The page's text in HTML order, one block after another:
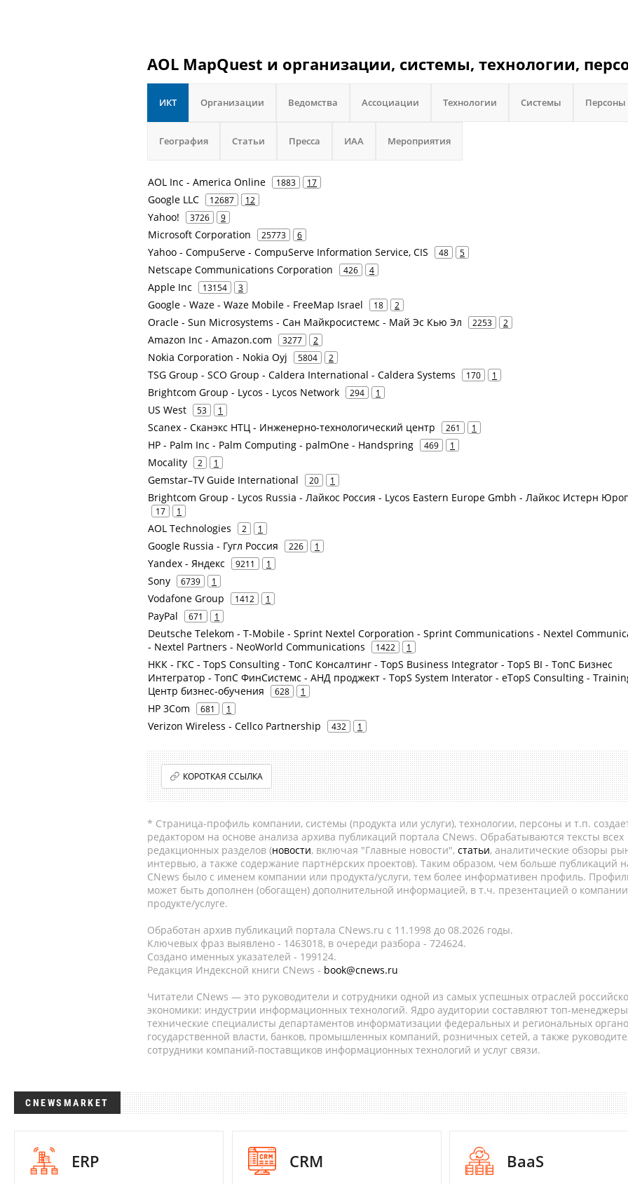
AOL MapQuest и организации, системы, технологии,
ИКТ Организации Ведомства Ассоциации Технологии Системы Персоны
География Статьи Пресса ИАА Мероприятия
AOL Inc - America Online 1883 17
Google LLC 12687 12
Yahoo! 3726 9
Microsoft Corporation 25773 6
Yahoo - CompuServe - CompuServe Information Service, CIS 48 5
Netscape Communications Corporation 426 4
Apple Inc 13154 3
Google - Waze - Waze Mobile - FreeMap Israel 18 2
Oracle - Sun Microsystems - Сан Майкросистемс - Май Эс Кью Эл 2253 2
Amazon Inc - Amazon.com 3277 2
Nokia Corporation - Nokia Oyj 5804 2
TSG Group - SCO Group - Caldera International - Caldera Systems 170 1
Brightcom Group - Lycos - Lycos Network 294 1
US West 53 1
Scanex - Сканэкс НТЦ - Инженерно-технологический центр 261 1
HP - Palm Inc - Palm Computing - palmOne - Handspring 469 1
Mocality 2 1
Gemstar–TV Guide International 20 1
Brightcom Group - Lycos Russia - Лайкос Россия - Lycos Eastern Europe Gmbh - Лайкос Истерн
17 1
AOL Technologies 2 1
Google Russia - Гугл Россия 226 1
Yandex - Яндекс 9211 1
Sony 6739 1
Vodafone Group 1412 1
PayPal 671 1
Deutsche Telekom - T-Mobile - Sprint Nextel Corporation - Sprint Communications - Nextel
- Nextel Partners - NeoWorld Communications
1422 1
НКК - ГКС - TopS Consulting - ТопС Консалтинг - TopS Business Integrator - TopS BI - ТопС Бизнес
Интегратор - ТопС ФинСистемс - АНД проджект - TopS System Interator - eTopS Consulting -
Центр бизнес-обучения
628 1
HP 3Com 681 1
Verizon Wireless - Cellco Partnership 432 1
КОРОТКАЯ ССЫЛКА
* Страница-профиль компании, системы (продукта или услуги), технологии, персоны и т.п.
редактором на основе анализа архива публикаций портала CNews. Обрабатываются тексты всех
редакционных разделов (новости, включая "Главные новости", статьи, аналитические обзоры
интервью, а также содержание партнёрских проектов). Таким образом, чем больше публикаций
CNews было с именем компании или продукта/услуги, тем более информативен профиль.
может быть дополнен (обогащен) дополнительной информацией, в т.ч. презентацией о
продукте/услуге.
Обработан архив публикаций портала CNews.ru c 11.1998 до 08.2026 годы.
Ключевых фраз выявлено - 1463018, в очереди разбора - 724624.
Создано именных указателей - 199124.
Редакция Индексной книги CNews - book@cnews.ru
Читатели CNews — это руководители и сотрудники одной из самых успешных отраслей
экономики: индустрии информационных технологий. Ядро аудитории составляют топ-
технические специалисты департаментов информатизации федеральных и региональных
государственной власти, банков, промышленных компаний, розничных сетей, а также
сотрудники компаний-поставщиков информационных технологий и услуг связи.
CNEWSMARKET
ERP CRM BaaS